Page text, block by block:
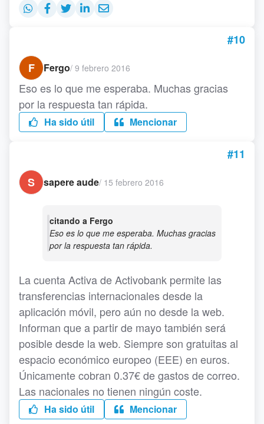
#10
F
Fergo/ 9 febrero 2016
Eso es lo que me esperaba. Muchas gracias
por la respuesta tan rápida.
Ha sido útil Mencionar
#11
S
sapere aude/ 15 febrero 2016
citando a Fergo
Eso es lo que me esperaba. Muchas gracias
por la respuesta tan rápida.
La cuenta Activa de Activobank permite las
transferencias internacionales desde la
aplicación móvil, pero aún no desde la web.
Informan que a partir de mayo también será
posible desde la web. Siempre son gratuitas al
espacio económico europeo (EEE) en euros.
Únicamente cobran 0.37€ de gastos de correo.
Las nacionales no tienen ningún coste.
Ha sido útil Mencionar